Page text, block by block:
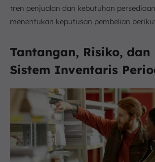
tren penjualan dan kebutuhan
menentukan keputusan pembelian
Tantangan, Risiko, dan
Sistem Inventaris